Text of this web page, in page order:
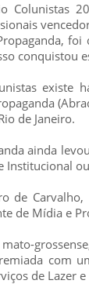
Colunistas
conquistou
existe
de Janeiro.
ainda
Institucional
de
de Mídia e
com
de Lazer e